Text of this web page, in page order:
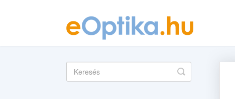
Toggle
Search